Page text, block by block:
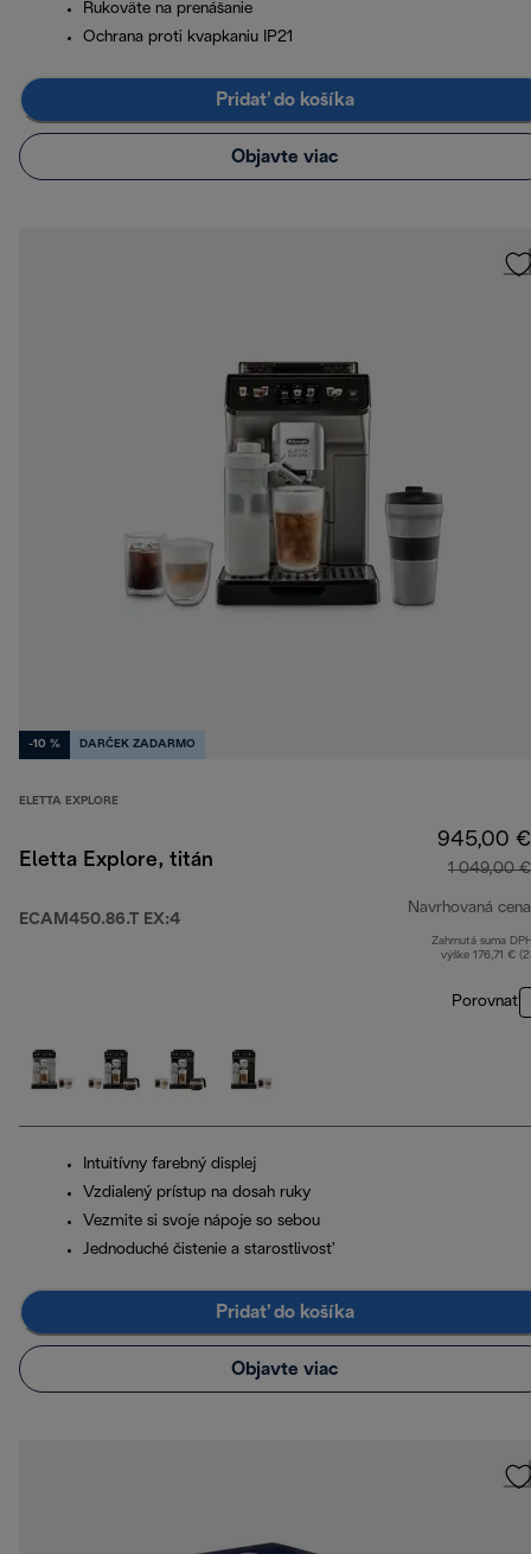
Rukoväte na prenášanie
Ochrana proti kvapkaniu IP21
Pridať do košíka
Objavte viac
-10 % DARČEK ZADARMO
ELETTA EXPLORE
Eletta Explore, titán
ECAM450.86.T EX:4
945,00 €
1 049,00 €
Navrhovaná cena
Zahrnutá suma
výške 176,71 €
Porovnať
Intuitívny farebný displej
Vzdialený prístup na dosah ruky
Vezmite si svoje nápoje so sebou
Jednoduché čistenie a starostlivosť
Pridať do košíka
Objavte viac